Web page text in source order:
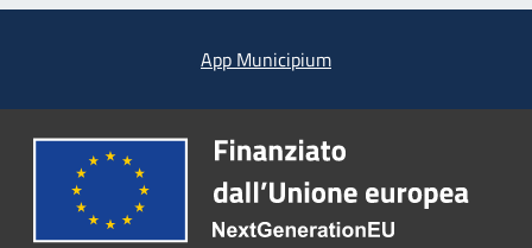
App Municipium